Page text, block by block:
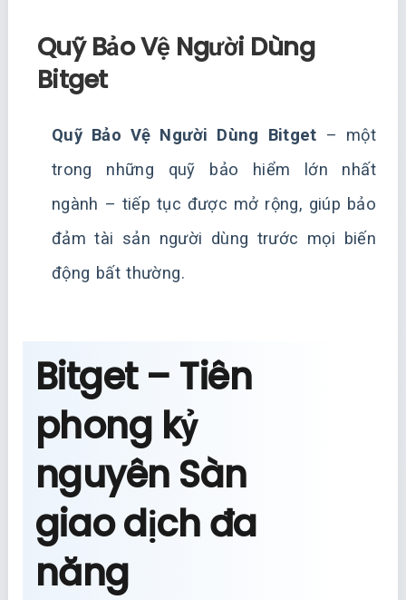
Quỹ Bảo Vệ Người Dùng
Bitget
Quỹ Bảo Vệ Người Dùng Bitget – một
trong những quỹ bảo hiểm lớn nhất
ngành – tiếp tục được mở rộng, giúp bảo
đảm tài sản người dùng trước mọi biến
động bất thường.
Bitget – Tiên
phong kỷ
nguyên Sàn
giao dịch đa
năng